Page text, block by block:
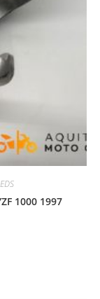
1000 1997